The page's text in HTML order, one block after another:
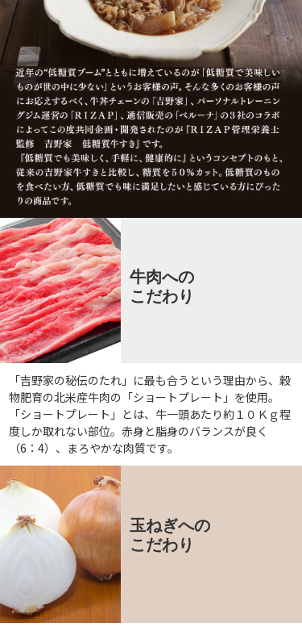
牛肉への
こだわり
「吉野家の秘伝のたれ」に最も合うという理由から、穀
物肥育の北米産牛肉の「ショートプレート」を使用。
「ショートプレート」とは、牛一頭あたり約１０Ｋｇ程
度しか取れない部位。赤身と脂身のバランスが良く
（6：4）、まろやかな肉質です。
玉ねぎへの
こだわり